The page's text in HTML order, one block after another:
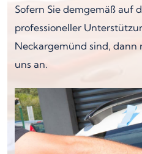
Sofern Sie demgemäß auf
professioneller
Neckargemünd sind, dann
uns an.